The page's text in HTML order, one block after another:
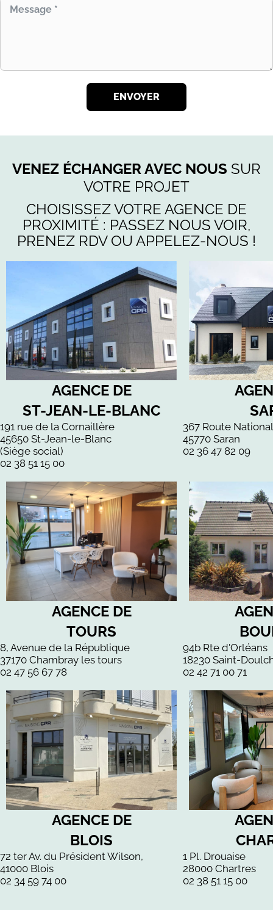
ENVOYER
VENEZ ÉCHANGER AVEC NOUS SUR
VOTRE PROJET
CHOISISSEZ VOTRE AGENCE DE
PROXIMITÉ : PASSEZ NOUS VOIR,
PRENEZ RDV OU APPELEZ-NOUS !
AGENCE DE
ST-JEAN-LE-BLANC
191 rue de la Cornaillère
45650 St-Jean-le-Blanc
(Siège social)
02 38 51 15 00
367 Route
45770 Saran
02 36 47 82 09
AGENCE DE
TOURS
8, Avenue de la République
37170 Chambray les tours
02 47 56 67 78
94b Rte d'Orléans
18230 Saint-
02 42 71 00 71
AGENCE DE
BLOIS
72 ter Av. du Président Wilson,
41000 Blois
02 34 59 74 00
1 Pl. Drouaise
28000 Chartres
02 38 51 15 00